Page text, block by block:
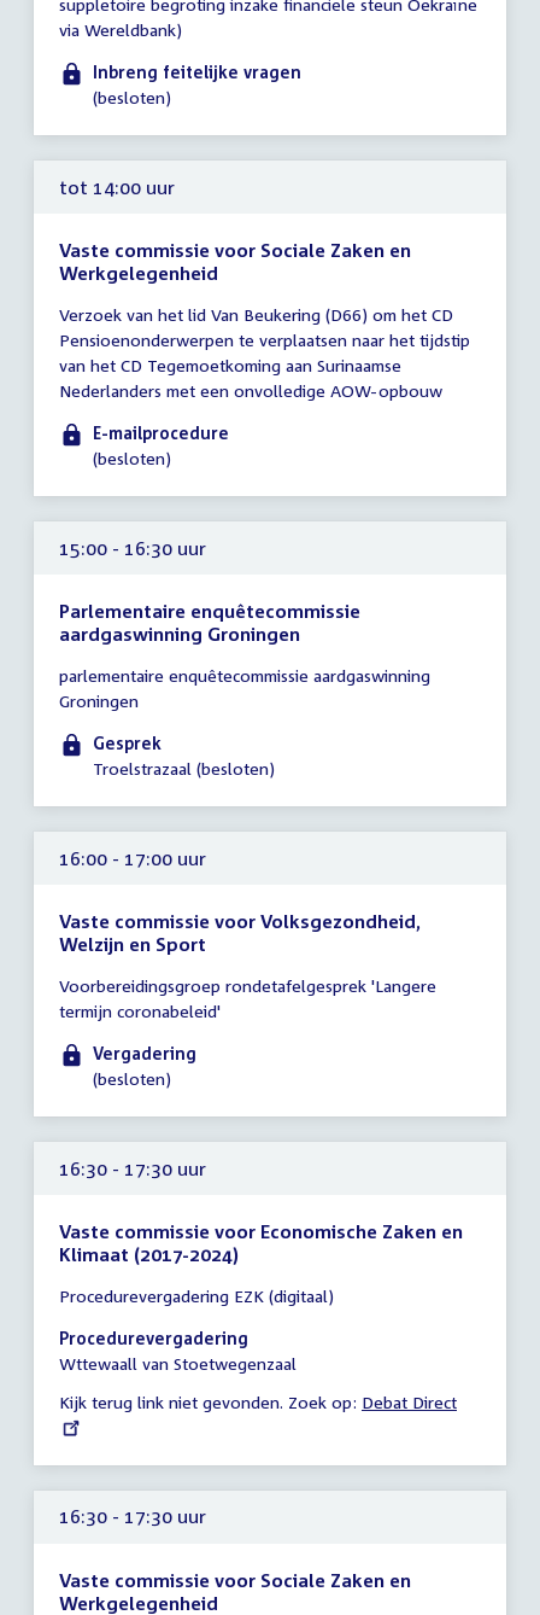
14:00
uur
suppletoire begroting inzake financiële steun Oekraïne
via Wereldbank)
Inbreng feitelijke vragen
(besloten)
tot 14:00 uur
Vaste commissie voor Sociale Zaken en
Werkgelegenheid
vergadering
tot
14:00
uur
Verzoek van het lid Van Beukering (D66) om het CD
Pensioenonderwerpen te verplaatsen naar het tijdstip
van het CD Tegemoetkoming aan Surinaamse
Nederlanders met een onvolledige AOW-opbouw
E-mailprocedure
(besloten)
15:00 - 16:30 uur
Parlementaire enquêtecommissie
aardgaswinning Groningen
vergadering
15:00
16:30
parlementaire enquêtecommissie aardgaswinning
Groningen
Gesprek
Troelstrazaal (besloten)
16:00 - 17:00 uur
Vaste commissie voor Volksgezondheid,
Welzijn en Sport
vergadering
16:00
17:00
Voorbereidingsgroep rondetafelgesprek 'Langere
termijn coronabeleid'
Vergadering
(besloten)
16:30 - 17:30 uur
Vaste commissie voor Economische Zaken en
Klimaat (2017-2024)
vergadering
16:30
-
uur
Procedurevergadering EZK (digitaal)
Procedurevergadering
Wttewaall van Stoetwegenzaal
Kijk terug link niet gevonden. Zoek op: External
Debat Direct
16:30 - 17:30 uur
Vaste commissie voor Sociale Zaken en
Werkgelegenheid